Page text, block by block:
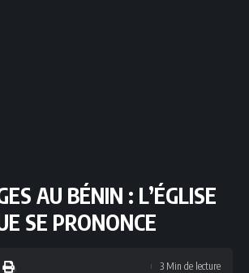
AU BÉNIN : L’ÉGLISE
SE PRONONCE
3 Min de lecture